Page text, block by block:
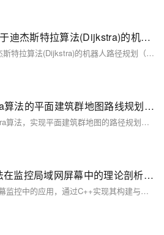
【机器人路径规划】基于迪杰斯特拉算法(Dijkstra)的机器人路径规划（Python代码实现）
【机器人路径规划】基于迪杰斯特拉算法(Dijkstra)的机器人路径规划（Python代码实现）
基于机器视觉和Dijkstra算法的平面建筑群地图路线规划matlab仿真
本程序基于机器视觉与Dijkstra算法，实现平面建筑群地图的路径规划。通过MATLAB 2022A读取地图图像，识别障碍物并进行路径搜索，支持鼠标选择起点与终点，最终显示最优路径及长度，适用于智能导航与机器人路径规划场景。
基于 C++ 的 KD 树算法在监控局域网屏幕中的理论剖析与工程实践研究
本文探讨了KD树在局域网屏幕监控中的应用，通过C++实现其构建与查询功能，显著提升多维数据处理效率。KD树作为一种二叉空间划分结构，适用于屏幕图像特征匹配、异常画面检测及数据压缩传输优化等场景。相比传统方法，基于KD树的方案检索效率提升2-3个数量级，但高维数据退化和动态更新等问题仍需进一步研究。未来可通过融合其他数据结构、引入深度学习及开发增量式更新算法等方式优化性能。